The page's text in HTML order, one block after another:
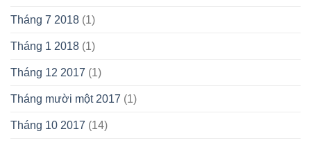
Tháng 7 2018 (1)
Tháng 1 2018 (1)
Tháng 12 2017 (1)
Tháng mười một 2017 (1)
Tháng 10 2017 (14)